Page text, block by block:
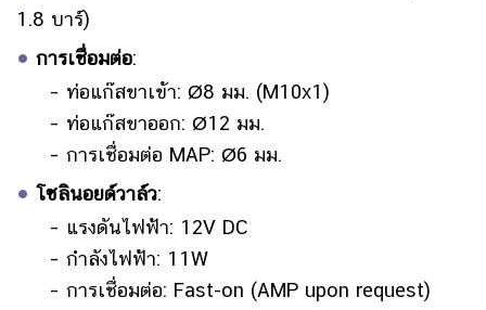
1.8 บาร์)
• การเชื่อมต่อ:
– ท่อแก๊สขาเข้า: Ø8 มม. (M10x1)
– ท่อแก๊สขาออก: Ø12 มม.
– การเชื่อมต่อ MAP: Ø6 มม.
• โซลินอยด์วาล์ว:
– แรงดันไฟฟ้า: 12V DC
– กำลังไฟฟ้า: 11W
– การเชื่อมต่อ: Fast-on (AMP upon request)